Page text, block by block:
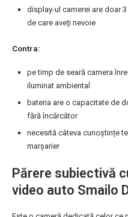
display-ul camerei are doar
de care aveți nevoie
Contra:
pe timp de seară camera
iluminat ambiental
bateria are o capacitate de
fără încărcător
necesită câteva cunoștințe
marșarier
Părere subiectivă
video auto Smailo